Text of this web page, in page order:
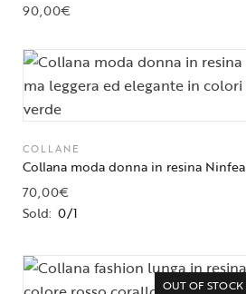
90,00€
COLLANE
Collana moda donna in resina Ninfea
70,00€
Sold: 0/1
OUT OF STOCK